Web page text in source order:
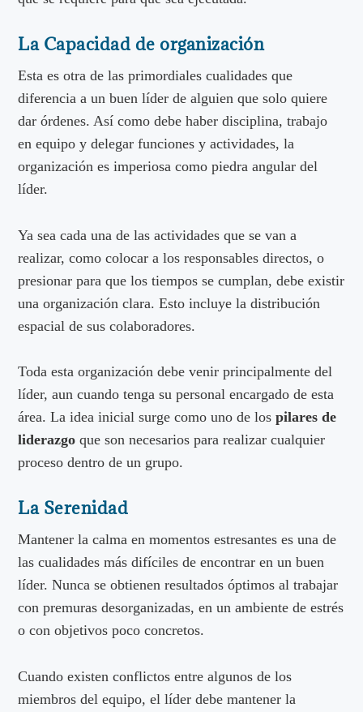
La Capacidad de organización
Esta es otra de las primordiales cualidades que
diferencia a un buen líder de alguien que solo quiere
dar órdenes. Así como debe haber disciplina, trabajo
en equipo y delegar funciones y actividades, la
organización es imperiosa como piedra angular del
líder.
Ya sea cada una de las actividades que se van a
realizar, como colocar a los responsables directos, o
presionar para que los tiempos se cumplan, debe existir
una organización clara. Esto incluye la distribución
espacial de sus colaboradores.
Toda esta organización debe venir principalmente del
líder, aun cuando tenga su personal encargado de esta
área. La idea inicial surge como uno de los pilares de
liderazgoque son necesarios para realizar cualquier
proceso dentro de un grupo.
La Serenidad
Mantener la calma en momentos estresantes es una de
las cualidades más difíciles de encontrar en un buen
líder. Nunca se obtienen resultados óptimos al trabajar
con premuras desorganizadas, en un ambiente de estrés
o con objetivos poco concretos.
Cuando existen conflictos entre algunos de los
miembros del equipo, el líder debe mantener la